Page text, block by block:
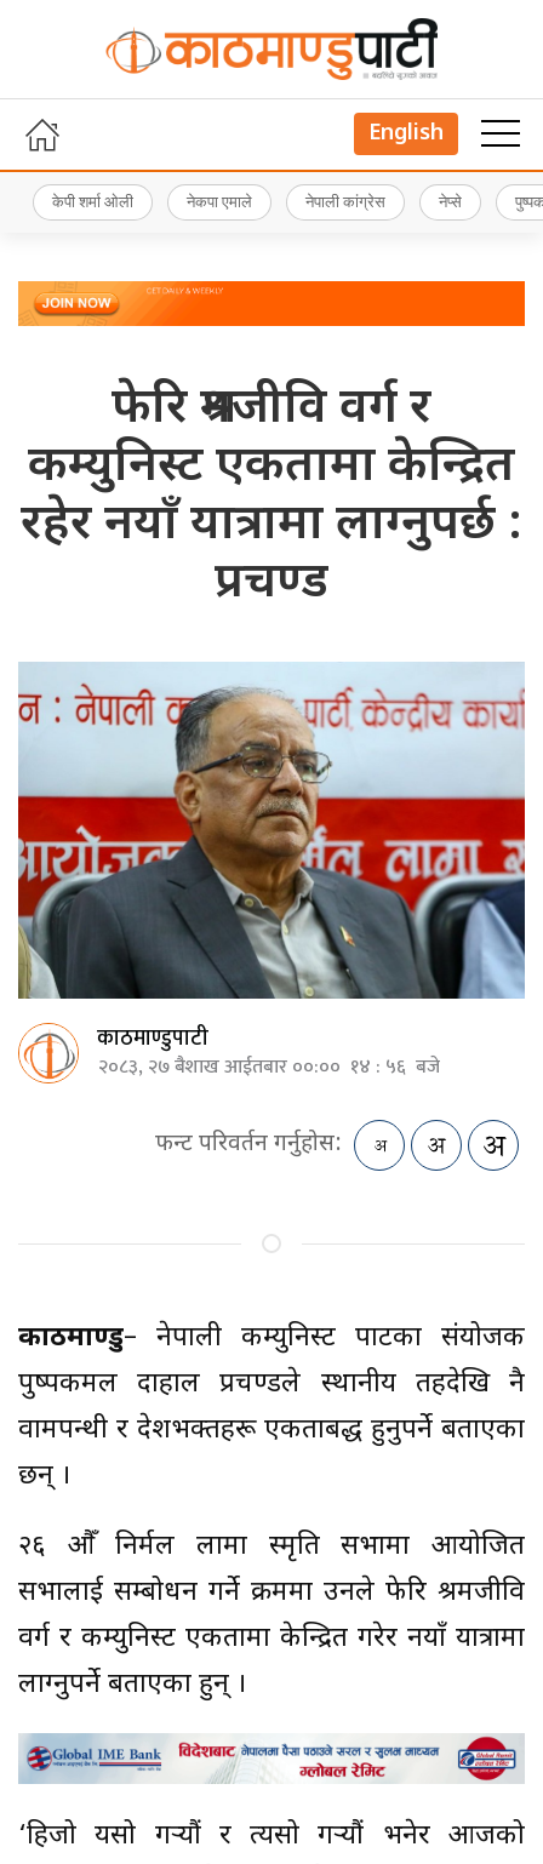
English
केपी शर्मा ओली नेकपा एमाले नेपाली कांग्रेस नेप्से
फेरि श्रमजीवि वर्ग र
कम्युनिस्ट एकतामा केन्द्रित
रहेर नयाँ यात्रामा लाग्नुपर्छ :
प्रचण्ड
काठमाण्डुपाटी
२०८३, २७ बैशाख आईतबार ००:०० १४ : ५६ बजे
फन्ट परिवर्तन गर्नुहोस:
काठमाण्डु– नेपाली कम्युनिस्ट पार्टीका संयोजक
पुष्पकमल दाहाल प्रचण्डले स्थानीय तहदेखि नै
वामपन्थी र देशभक्तहरू एकताबद्ध हुनुपर्ने बताएका
छन् ।
२६ औँ निर्मल लामा स्मृति सभामा आयोजित
सभालाई सम्बोधन गर्ने क्रममा उनले फेरि श्रमजीवि
वर्ग र कम्युनिस्ट एकतामा केन्द्रित गरेर नयाँ यात्रामा
लाग्नुपर्ने बताएका हुन् ।
‘हिजो यसो गर्‍यौं र त्यसो गर्‍यौं भनेर आजको